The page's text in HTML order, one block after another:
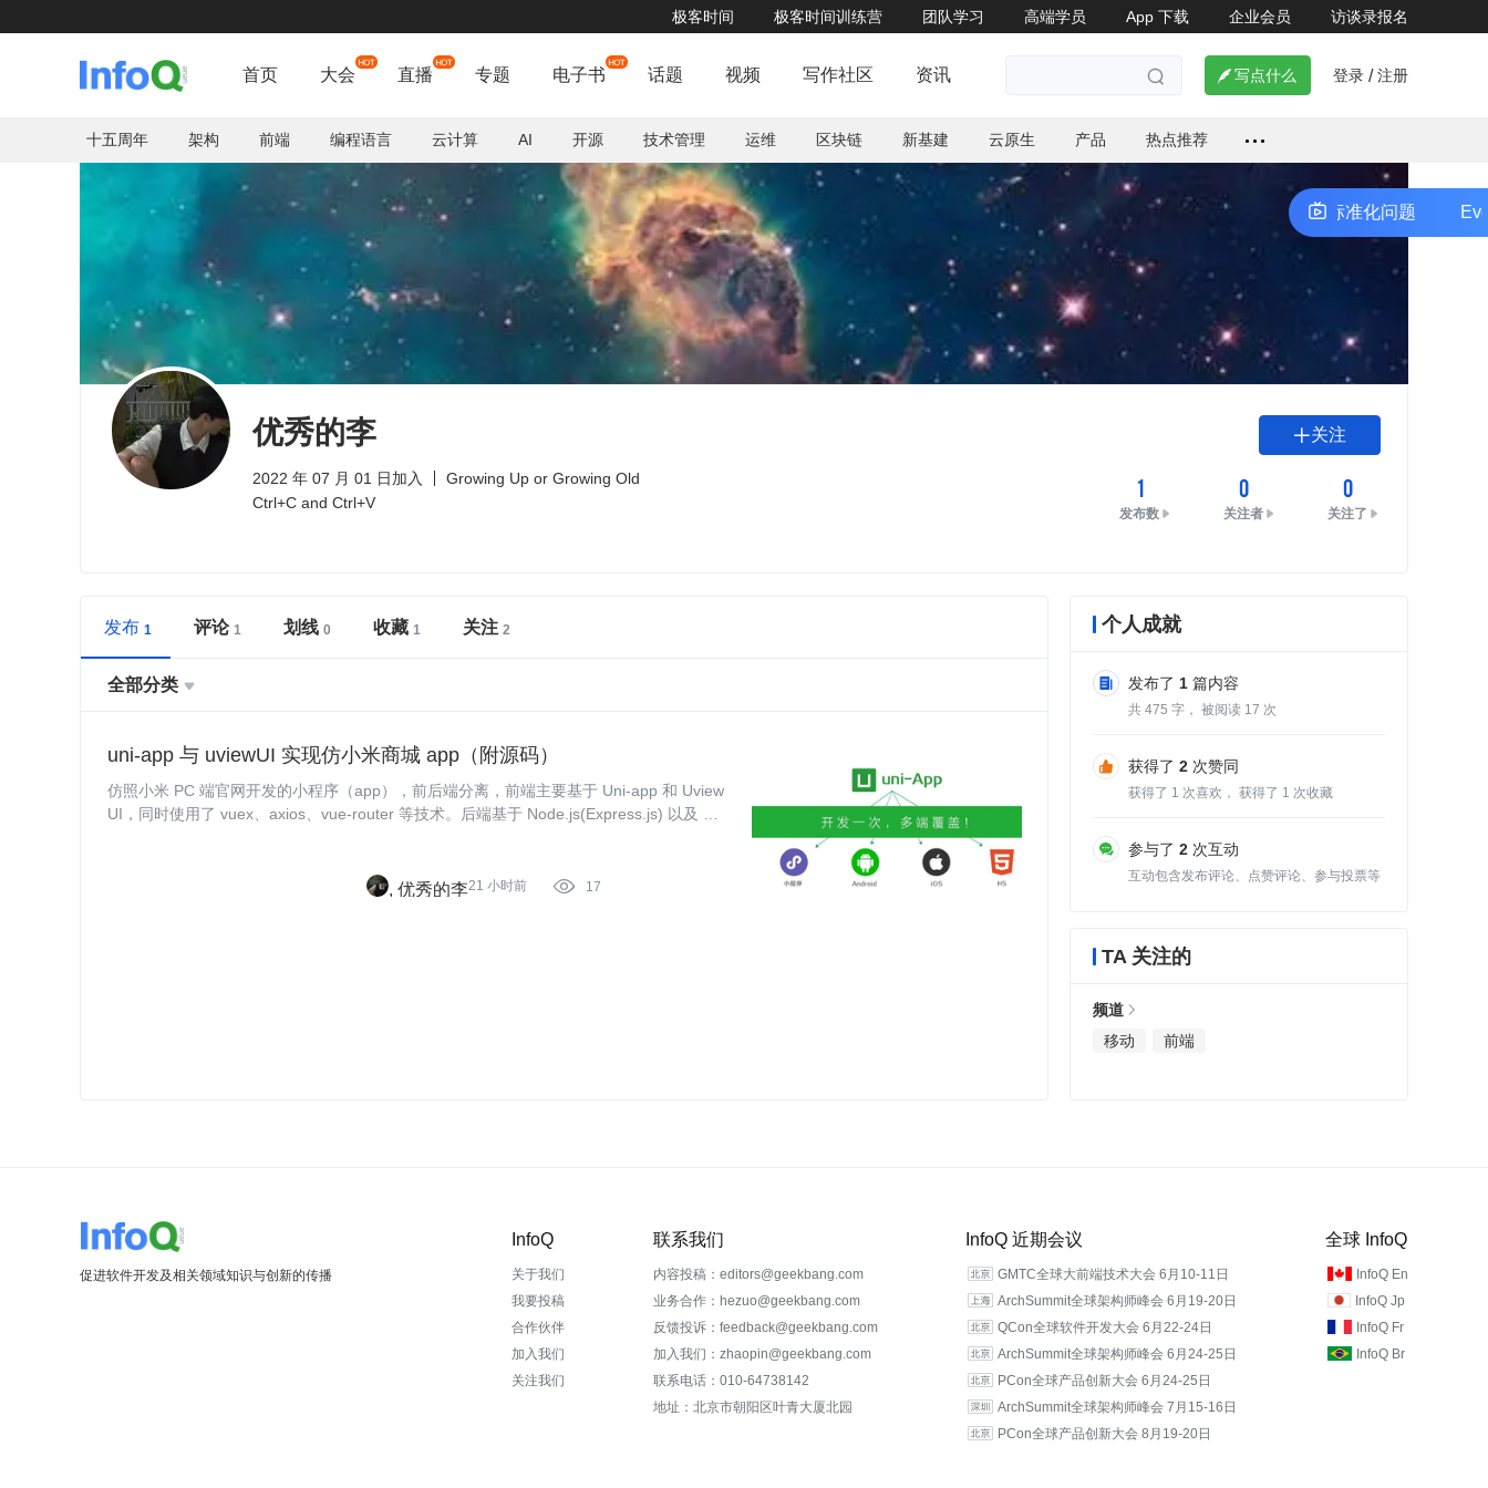
极客时间 极客时间训练营 团队学习 高端学员 App 下载 企业会员 访谈录报名
蚂蚁、腾讯等公司专家分享流数据计算、大数据平台、数据治理、数据安全等技术实践案例>>
首页 大会 直播 专题 电子书 话题 视频 写作社区 资讯   写点什么 登录 / 注册
十五周年 架构 前端 编程语言 云计算 AI 开源 技术管理 运维 区块链 新基建 云原生 产品 热点推荐
优秀的李
2022 年 07 月 01 日加入
Growing Up or Growing Old
Ctrl+C and Ctrl+V
关注
1
发布数
0
关注者
0
关注了
发布 评论 划线 收藏 关注
全部分类 
uni-app 与 uviewUI 实现仿小米商城 app（附源码）
仿照小米 PC 端官网开发的小程序（app），前后端分离，前端主要基于 Uni-app 和 Uview
UI，同时使用了 vuex、axios、vue-router 等技术。后端基于 Node.js(Express.js) 以及 My
优秀的李21 小时前  17
个人成就
发布了 1 篇内容
共 475 字， 被阅读 17 次
获得了 2 次赞同
获得了 1 次喜欢， 获得了 1 次收藏
参与了 2 次互动
互动包含发布评论、点赞评论、参与投票等
TA 关注的
频道
移动
前端
促进软件开发及相关领域知识与创新的传播
InfoQ
关于我们
我要投稿
合作伙伴
加入我们
关注我们
联系我们
内容投稿：editors@geekbang.com
业务合作：hezuo@geekbang.com
反馈投诉：feedback@geekbang.com
加入我们：zhaopin@geekbang.com
联系电话：010-64738142
地址：北京市朝阳区叶青大厦北园
InfoQ 近期会议
GMTC全球大前端技术大会 6月10-11日
ArchSummit全球架构师峰会 6月19-20日
QCon全球软件开发大会 6月22-24日
ArchSummit全球架构师峰会 6月24-25日
PCon全球产品创新大会 6月24-25日
ArchSummit全球架构师峰会 7月15-16日
PCon全球产品创新大会 8月19-20日
全球 InfoQ
InfoQ En
InfoQ Jp
InfoQ Fr
InfoQ Br
EventMesh 如何解决SaaS组合式应用集成标准化问题